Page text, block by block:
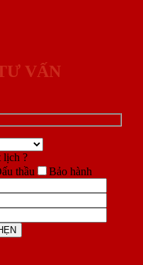
VẤN
lịch ?
thầu Bảo hành